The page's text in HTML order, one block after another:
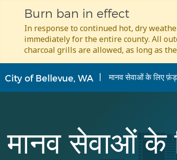
to
main
Burn ban in effect
In response to continued hot, dry
immediately for the entire county. All
charcoal grills are allowed, as long as
City of Bellevue, WA मानव सेवाओं के लिए
मानव सेवाओं के